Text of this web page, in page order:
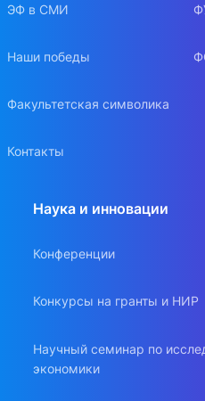
ЭФ в СМИ
Наши победы
Факультетская символика
Контакты
Наука и инновации
Конференции
Конкурсы на гранты и НИР
Научный семинар по
экономики